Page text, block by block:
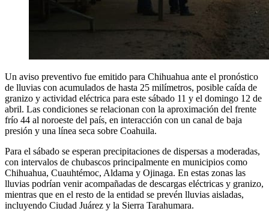
Un aviso preventivo fue emitido para Chihuahua ante el pronóstico
de lluvias con acumulados de hasta 25 milímetros, posible caída de
granizo y actividad eléctrica para este sábado 11 y el domingo 12 de
abril. Las condiciones se relacionan con la aproximación del frente
frío 44 al noroeste del país, en interacción con un canal de baja
presión y una línea seca sobre Coahuila.
Para el sábado se esperan precipitaciones de dispersas a moderadas,
con intervalos de chubascos principalmente en municipios como
Chihuahua, Cuauhtémoc, Aldama y Ojinaga. En estas zonas las
lluvias podrían venir acompañadas de descargas eléctricas y granizo,
mientras que en el resto de la entidad se prevén lluvias aisladas,
incluyendo Ciudad Juárez y la Sierra Tarahumara.